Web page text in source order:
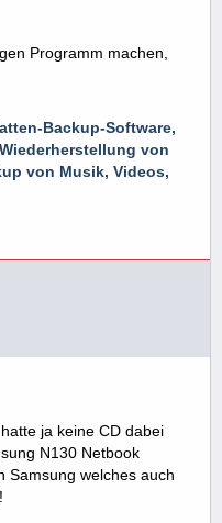
Programm machen,
Backup-Software,
von
von Musik, Videos,
ja keine CD dabei
N130 Netbook
Samsung welches auch